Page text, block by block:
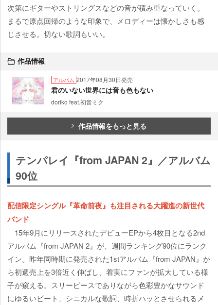
次第にギターやストリングスなどの音が積み重なっていく。
まるで原点回帰のような印象で、メロディーは懐かしさも感
じさせる。切ない歌詞もいい。
作品情報
アルバム 2017年08月30日発売
君のいない世界には音も色もない
doriko feat.初音ミク
作品情報をもっと見る
テンパレイ『from JAPAN 2』／アルバム
90位
配信限定シングル『革命前夜』も注目される大躍進の新世代
バンド
15年9月にリリースされたデビューEPから4枚目となる2nd
アルバム『from JAPAN 2』が、週間ランキング90位にランク
イン。昨年同時期に発売された1stアルバム『from JAPAN』か
ら初週売上を3倍近く伸ばし、着実にファンが拡大している様
子が窺える。スリーピースでありながら色彩豊かなサウンド
にゆるいビート、シニカルな歌詞、時折ハッとさせられるメ